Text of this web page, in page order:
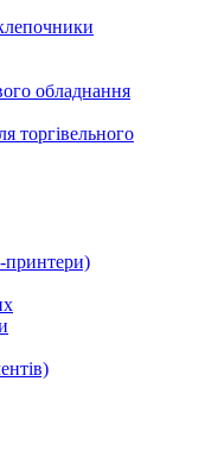
обладнання
торгівельного
принтери)